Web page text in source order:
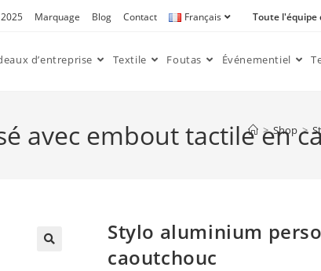
Marquage Blog Contact Français Toute l'équipe
d’entreprise Textile Foutas Événementiel
avec embout tactile en
> Shop >
Stylo aluminium
caoutchouc